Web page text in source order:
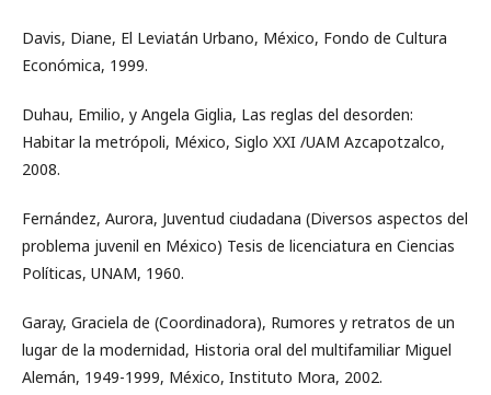
Davis, Diane, El Leviatán Urbano, México, Fondo de Cultura
Económica, 1999.
Duhau, Emilio, y Angela Giglia, Las reglas del desorden:
Habitar la metrópoli, México, Siglo XXI /UAM Azcapotzalco,
2008.
Fernández, Aurora, Juventud ciudadana (Diversos aspectos del
problema juvenil en México) Tesis de licenciatura en Ciencias
Políticas, UNAM, 1960.
Garay, Graciela de (Coordinadora), Rumores y retratos de un
lugar de la modernidad, Historia oral del multifamiliar Miguel
Alemán, 1949-1999, México, Instituto Mora, 2002.